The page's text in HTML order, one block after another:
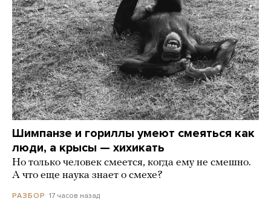
Шимпанзе и гориллы умеют смеяться как
люди, а крысы — хихикать
Но только человек смеется, когда ему не смешно.
А что еще наука знает о смехе?
РАЗБОР 17 часов назад